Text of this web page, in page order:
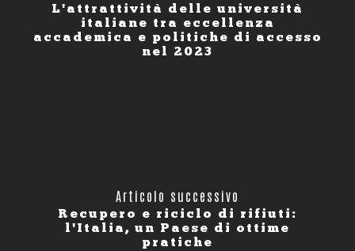
L'attrattività delle università
italiane tra eccellenza
accademica e politiche di accesso
nel 2023
Articolo successivo
Recupero e riciclo di rifiuti:
l'Italia, un Paese di ottime
pratiche